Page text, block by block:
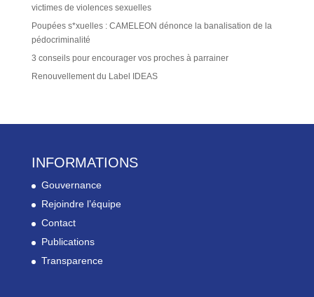
victimes de violences sexuelles
Poupées s*xuelles : CAMELEON dénonce la banalisation de la
pédocriminalité
3 conseils pour encourager vos proches à parrainer
Renouvellement du Label IDEAS
INFORMATIONS
Gouvernance
Rejoindre l’équipe
Contact
Publications
Transparence